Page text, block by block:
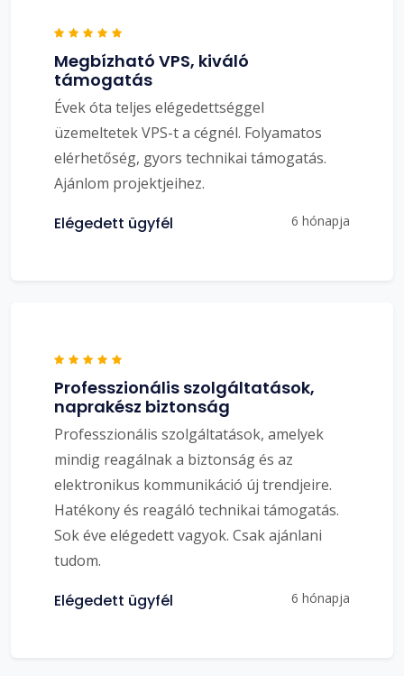
Megbízható VPS, kiváló
támogatás
Évek óta teljes elégedettséggel
üzemeltetek VPS-t a cégnél. Folyamatos
elérhetőség, gyors technikai támogatás.
Ajánlom projektjeihez.
Elégedett ügyfél 6 hónapja
Professzionális szolgáltatások,
naprakész biztonság
Professzionális szolgáltatások, amelyek
mindig reagálnak a biztonság és az
elektronikus kommunikáció új trendjeire.
Hatékony és reagáló technikai támogatás.
Sok éve elégedett vagyok. Csak ajánlani
tudom.
Elégedett ügyfél 6 hónapja